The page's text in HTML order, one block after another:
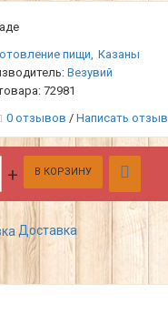
пищи Казаны
Везувий
72981
0 отзывов / Написать отзыв
В КОРЗИНУ
Доставка